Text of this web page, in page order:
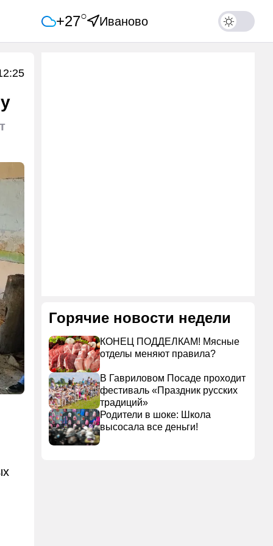
+27○ Иваново
Горячие новости недели
КОНЕЦ ПОДДЕЛКАМ! Мясные
отделы меняют правила?
В Гавриловом Посаде проходит
фестиваль «Праздник русских
традиций»
Родители в шоке: Школа
высосала все деньги!